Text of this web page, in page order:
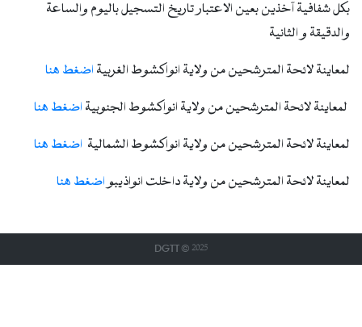
بكل شفافية آخذين بعين الاعتبار تاريخ التسجيل باليوم والساعة
والدقيقة و الثانية
لمعاينة لائحة المترشحين من ولاية انواكشوط الغربية اضغط هنا
لمعاينة لائحة المترشحين من ولاية انواكشوط الجنوبية اضغط هنا
لمعاينة لائحة المترشحين من ولاية انواكشوط الشمالية اضغط هنا
لمعاينة لائحة المترشحين من ولاية داخلت انواذيبو اضغط هنا
DGTT © 2025